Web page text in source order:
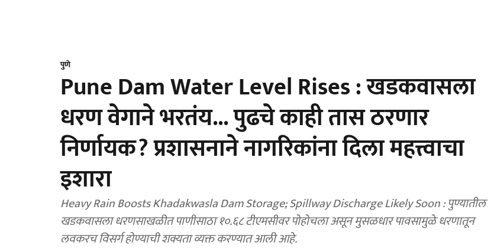
पुणे
Pune Dam Water Level Rises : खडकवासला
धरण वेगाने भरतंय... पुढचे काही तास ठरणार
निर्णायक? प्रशासनाने नागरिकांना दिला महत्त्वाचा
इशारा
Heavy Rain Boosts Khadakwasla Dam Storage; Spillway Discharge Likely Soon : पुण्यातील
खडकवासला धरणसाखळीत पाणीसाठा १०.६८ टीएमसीवर पोहोचला असून मुसळधार पावसामुळे धरणातून
लवकरच विसर्ग होण्याची शक्यता व्यक्त करण्यात आली आहे.